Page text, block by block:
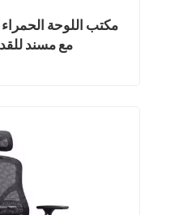
مكتب اللوحة
مع مسند